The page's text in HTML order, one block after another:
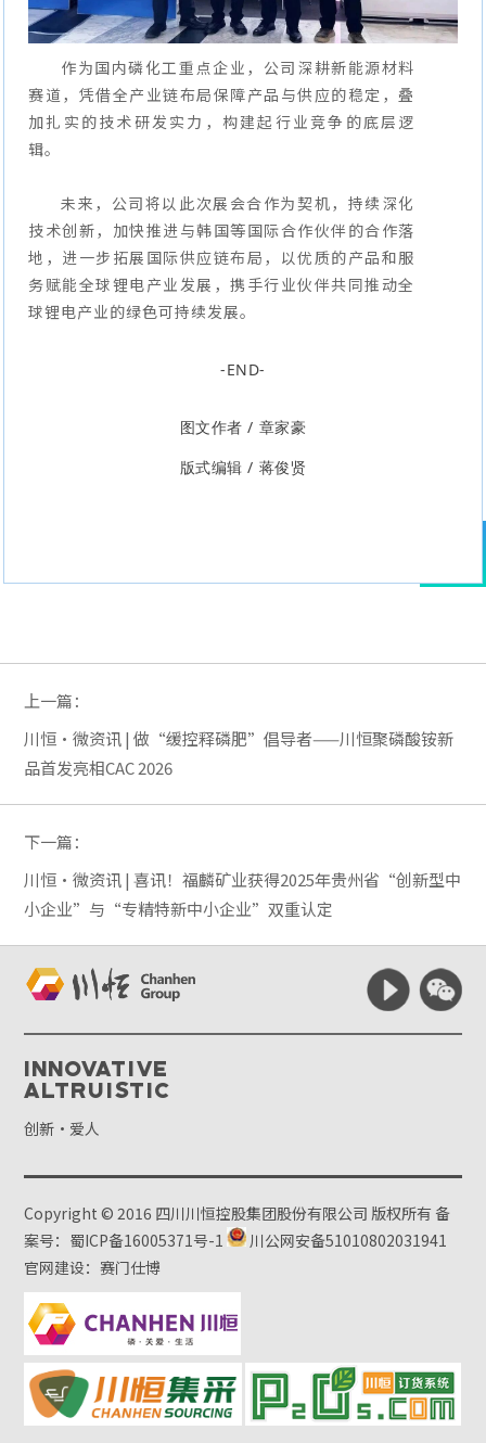
作为国内磷化工重点企业，公司深耕新能源材料
赛道，凭借全产业链布局保障产品与供应的稳定，叠
加扎实的技术研发实力，构建起行业竞争的底层逻
辑。
未来，公司将以此次展会合作为契机，持续深化
技术创新，加快推进与韩国等国际合作伙伴的合作落
地，进一步拓展国际供应链布局，以优质的产品和服
务赋能全球锂电产业发展，携手行业伙伴共同推动全
球锂电产业的绿色可持续发展。
-END-
图文作者 / 章家豪
版式编辑 / 蒋俊贤
上一篇：
川恒·微资讯 | 做“缓控释磷肥”倡导者——川恒聚磷酸铵新
品首发亮相CAC 2026
下一篇：
川恒·微资讯 | 喜讯！福麟矿业获得2025年贵州省“创新型中
小企业”与“专精特新中小企业”双重认定
Innovative
Altruistic
创新·爱人
Copyright © 2016 四川川恒控股集团股份有限公司 版权所有备
案号：蜀ICP备16005371号-1
川公网安备51010802031941
官网建设：赛门仕博